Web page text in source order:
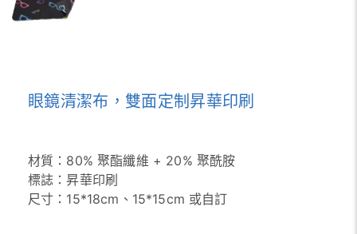
眼鏡清潔布，雙面定制昇華印刷
材質：80% 聚酯纖維 + 20% 聚酰胺
標誌：昇華印刷
尺寸：15*18cm、15*15cm 或自訂